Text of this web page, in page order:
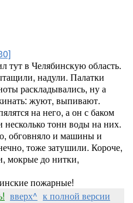
тут в Челябинскую область.
надули. Палатки
раскладывались, ну а
жуют, выпивают.
на него, а он с баком
несколько тонн воды на них.
обговняло и машины и
тоже затушили. Короче,
мокрые до нитки,
пожарные!
вверх^ к полной версии